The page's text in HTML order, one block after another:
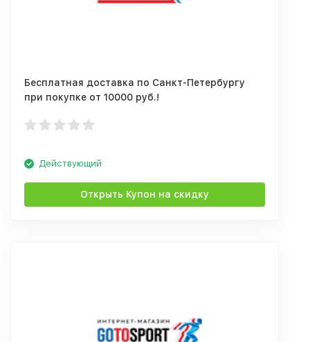
Бесплатная доставка по Санкт-Петербургу
при покупке от 10000 руб.!
Действующий
Открыть Купон на скидку